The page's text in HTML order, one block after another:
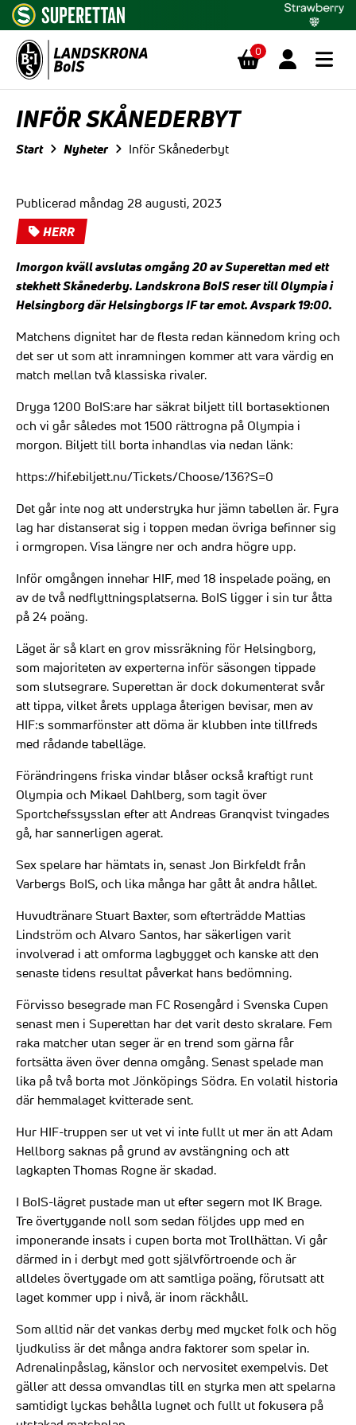
0
INFÖR SKÅNEDERBYT
Start Nyheter Inför Skånederbyt
Publicerad måndag 28 augusti, 2023
HERR
Imorgon kväll avslutas omgång 20 av Superettan med ett
stekhett Skånederby. Landskrona BoIS reser till Olympia i
Helsingborg där Helsingborgs IF tar emot. Avspark 19:00.
Matchens dignitet har de flesta redan kännedom kring och
det ser ut som att inramningen kommer att vara värdig en
match mellan två klassiska rivaler.
Dryga 1200 BoIS:are har säkrat biljett till bortasektionen
och vi går således mot 1500 rättrogna på Olympia i
morgon. Biljett till borta inhandlas via nedan länk:
https://hif.ebiljett.nu/Tickets/Choose/136?S=0
Det går inte nog att understryka hur jämn tabellen är. Fyra
lag har distanserat sig i toppen medan övriga befinner sig
i ormgropen. Visa längre ner och andra högre upp.
Inför omgången innehar HIF, med 18 inspelade poäng, en
av de två nedflyttningsplatserna. BoIS ligger i sin tur åtta
på 24 poäng.
Läget är så klart en grov missräkning för Helsingborg,
som majoriteten av experterna inför säsongen tippade
som slutsegrare. Superettan är dock dokumenterat svår
att tippa, vilket årets upplaga återigen bevisar, men av
HIF:s sommarfönster att döma är klubben inte tillfreds
med rådande tabelläge.
Förändringens friska vindar blåser också kraftigt runt
Olympia och Mikael Dahlberg, som tagit över
Sportchefssysslan efter att Andreas Granqvist tvingades
gå, har sannerligen agerat.
Sex spelare har hämtats in, senast Jon Birkfeldt från
Varbergs BoIS, och lika många har gått åt andra hållet.
Huvudtränare Stuart Baxter, som efterträdde Mattias
Lindström och Alvaro Santos, har säkerligen varit
involverad i att omforma lagbygget och kanske att den
senaste tidens resultat påverkat hans bedömning.
Förvisso besegrade man FC Rosengård i Svenska Cupen
senast men i Superettan har det varit desto skralare. Fem
raka matcher utan seger är en trend som gärna får
fortsätta även över denna omgång. Senast spelade man
lika på två borta mot Jönköpings Södra. En volatil historia
där hemmalaget kvitterade sent.
Hur HIF-truppen ser ut vet vi inte fullt ut mer än att Adam
Hellborg saknas på grund av avstängning och att
lagkapten Thomas Rogne är skadad.
I BoIS-lägret pustade man ut efter segern mot IK Brage.
Tre övertygande noll som sedan följdes upp med en
imponerande insats i cupen borta mot Trollhättan. Vi går
därmed in i derbyt med gott självförtroende och är
alldeles övertygade om att samtliga poäng, förutsatt att
laget kommer upp i nivå, är inom räckhåll.
Som alltid när det vankas derby med mycket folk och hög
ljudkuliss är det många andra faktorer som spelar in.
Adrenalinpåslag, känslor och nervositet exempelvis. Det
gäller att dessa omvandlas till en styrka men att spelarna
samtidigt lyckas behålla lugnet och fullt ut fokusera på